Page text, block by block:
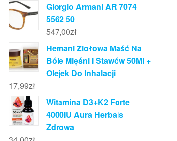
Giorgio Armani AR 7074
5562 50
547,00zł
Hemani Ziołowa Maść Na
Bóle Mięśni I Stawów 50Ml +
Olejek Do Inhalacji
17,99zł
Witamina D3+K2 Forte
4000IU Aura Herbals
Zdrowa